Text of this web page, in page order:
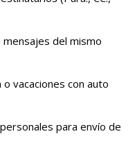
del mismo
vacaciones con auto
para envío de